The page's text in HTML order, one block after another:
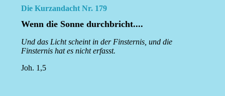
Die Kurzandacht Nr. 179
Wenn die Sonne durchbricht....
Und das Licht scheint in der Finsternis, und die
Finsternis hat es nicht erfasst.
Joh. 1,5